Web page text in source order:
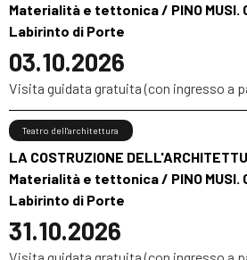
Materialità e tettonica / PINO MUSI.
Labirinto di Porte
03.10.2026
Visita guidata gratuita (con ingresso a
LA COSTRUZIONE
Materialità e tettonica / PINO MUSI.
Labirinto di Porte
31.10.2026
Teatro dell'architettura